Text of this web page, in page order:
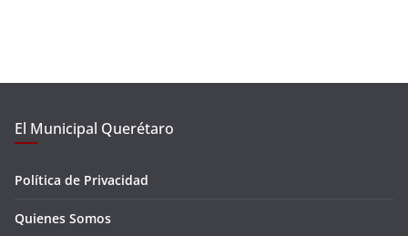
El Municipal Querétaro
Política de Privacidad
Quienes Somos